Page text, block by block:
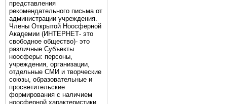
представления
рекомендательного письма от
администрации учреждения.
Члены Открытой Ноосферной
Академии (ИНТЕРНЕТ- это
свободное общество)- это
различные Субъекты
ноосферы: персоны,
учреждения, организации,
отдельные СМИ и творческие
союзы, образовательные и
просветительские
формирования с наличием
ноосферной характеристики,